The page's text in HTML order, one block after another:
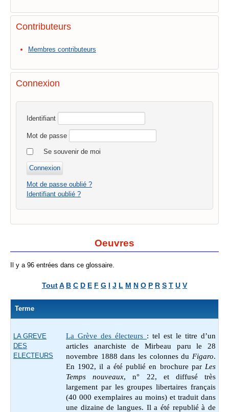
Contributeurs
Membres contributeurs
Connexion
Identifiant
Mot de passe
Se souvenir de moi
Mot de passe oublié ?
Identifiant oublié ?
Oeuvres
Il y a 96 entrées dans ce glossaire.
ToutA B C D E F G I J L M N O P R S T U V
Terme
LA GREVE
DES
ELECTEURS
La Grève des électeurs : tel est le titre d’un
articles anarchiste de Mirbeau paru le 28
novembre 1888 dans les colonnes du Figaro.
En 1902, il a été publié en brochure par Les
Temps nouveaux, n° 22, et diffusé très
largement par les groupes libertaires français
(40 000 exemplaires au moins) et traduit dans
une dizaine de langues. Il a été republié à de